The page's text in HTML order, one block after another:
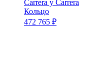
Carrera y Carrera
Кольцо
472 765 ₽